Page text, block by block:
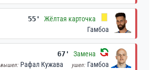
55'
Жёлтая карточка
Гамбоа
67' Замена
вышел: Рафал Кужава ушел: Гамбоа